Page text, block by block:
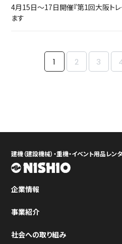
4月15日～17日開催『第1回大阪トレ
ます
1 2 3
建機（建設機械）・重機・イベント用品レ
企業情報
事業紹介
社会への取り組み